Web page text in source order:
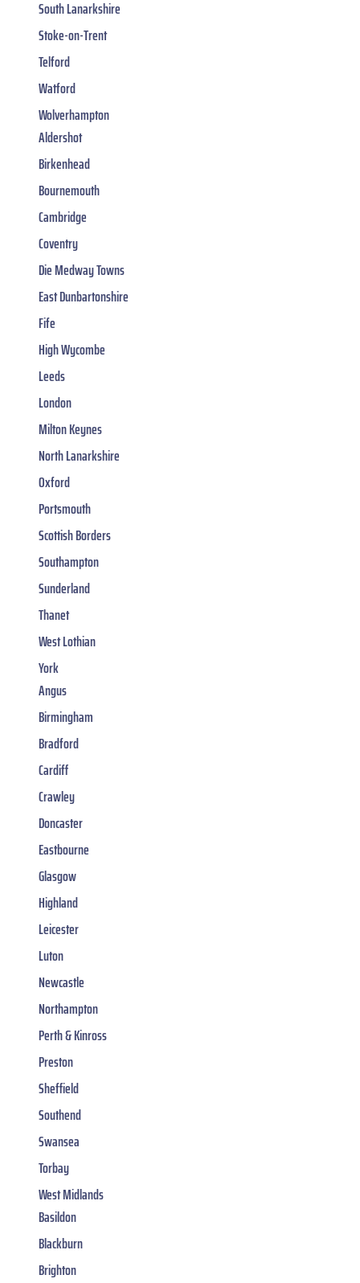
South Lanarkshire
Stoke-on-Trent
Telford
Watford
Wolverhampton
Aldershot
Birkenhead
Bournemouth
Cambridge
Coventry
Die Medway Towns
East Dunbartonshire
Fife
High Wycombe
Leeds
London
Milton Keynes
North Lanarkshire
Oxford
Portsmouth
Scottish Borders
Southampton
Sunderland
Thanet
West Lothian
York
Angus
Birmingham
Bradford
Cardiff
Crawley
Doncaster
Eastbourne
Glasgow
Highland
Leicester
Luton
Newcastle
Northampton
Perth & Kinross
Preston
Sheffield
Southend
Swansea
Torbay
West Midlands
Basildon
Blackburn
Brighton